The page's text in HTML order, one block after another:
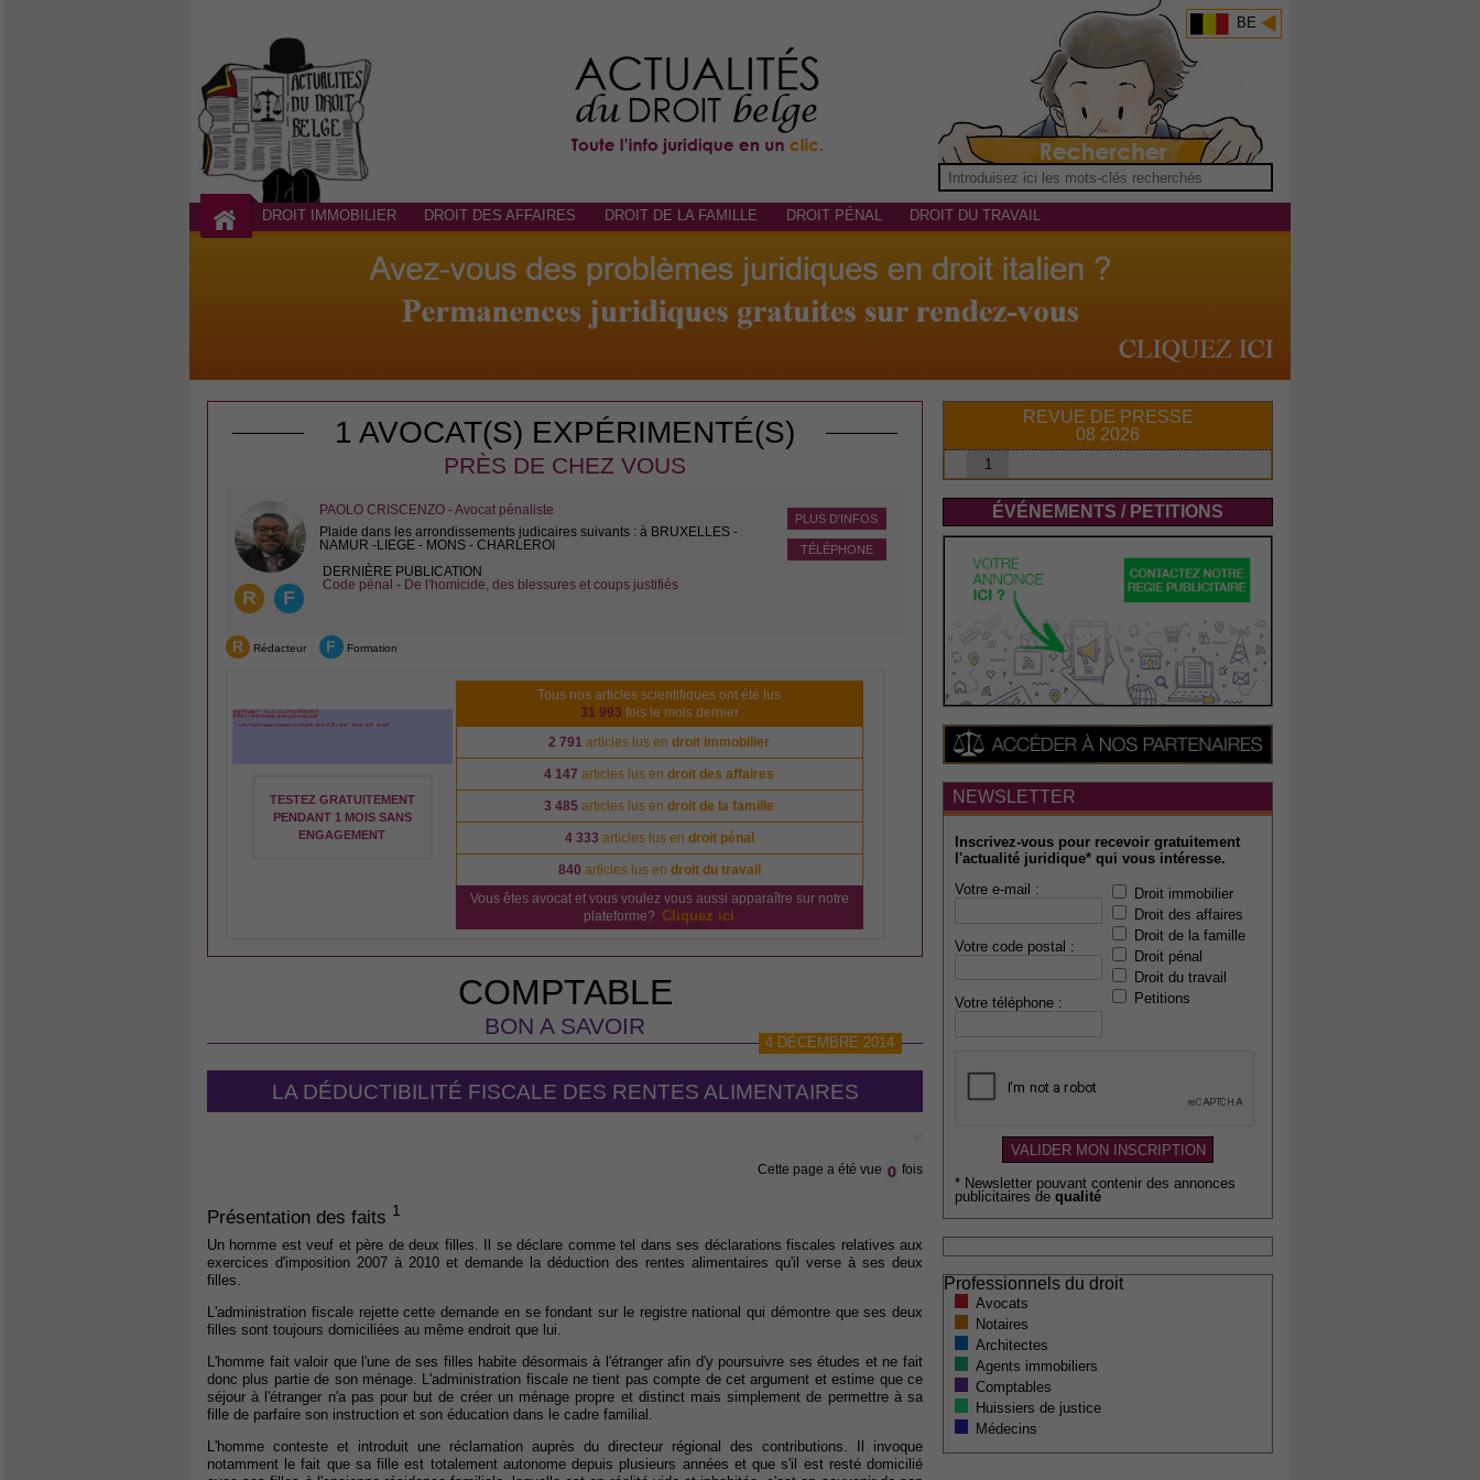
BE
DROIT IMMOBILIER DROIT DES AFFAIRES DROIT DE LA FAMILLE DROIT PÉNAL DROIT DU TRAVAIL
1 AVOCAT(S) EXPÉRIMENTÉ(S)
PRÈS DE CHEZ VOUS
R F
PLUS D'INFOS
TÉLÉPHONE
PAOLO CRISCENZO - Avocat pénaliste
Plaide dans les arrondissements judicaires suivants : à BRUXELLES -
NAMUR -LIEGE - MONS - CHARLEROI
DERNIÈRE PUBLICATION
Code pénal - De l'homicide, des blessures et coups justifiés
R Rédacteur F Formation
TESTEZ GRATUITEMENT
PENDANT 1 MOIS SANS
ENGAGEMENT
Tous nos articles scientifiques ont été lus
31 993 fois le mois dernier
2 791 articles lus endroit immobilier
4 147 articles lus endroit des affaires
3 485 articles lus endroit de la famille
4 333 articles lus en droit pénal
840 articles lus en droit du travail
Vous êtes avocat et vous voulez vous aussi apparaître sur notre
plateforme? Cliquez ici
COMPTABLE
BON A SAVOIR
4 DÉCEMBRE 2014
LA DÉDUCTIBILITÉ FISCALE DES RENTES ALIMENTAIRES
Cette page a été vue 0 fois
Présentation des faits 1
Un homme est veuf et père de deux filles. Il se déclare comme tel dans ses déclarations fiscales relatives aux
exercices d'imposition 2007 à 2010 et demande la déduction des rentes alimentaires qu'il verse à ses deux
filles.
L'administration fiscale rejette cette demande en se fondant sur le registre national qui démontre que ses deux
filles sont toujours domiciliées au même endroit que lui.
L'homme fait valoir que l'une de ses filles habite désormais à l'étranger afin d'y poursuivre ses études et ne fait
donc plus partie de son ménage. L'administration fiscale ne tient pas compte de cet argument et estime que ce
séjour à l'étranger n'a pas pour but de créer un ménage propre et distinct mais simplement de permettre à sa
fille de parfaire son instruction et son éducation dans le cadre familial.
L'homme conteste et introduit une réclamation auprès du directeur régional des contributions. Il invoque
notamment le fait que sa fille est totalement autonome depuis plusieurs années et que s'il est resté domicilié
REVUE DE PRESSE
08 2026
1
ÉVÉNEMENTS / PETITIONS
NEWSLETTER
Inscrivez-vous pour recevoir gratuitement
l'actualité juridique* qui vous intéresse.
Votre e-mail :
Votre code postal :
Votre téléphone :
Droit immobilier
Droit des affaires
Droit de la famille
Droit pénal
Droit du travail
Petitions
* Newsletter pouvant contenir des annonces
publicitaires de qualité
Professionnels du droit
Avocats
Notaires
Architectes
Agents immobiliers
Comptables
Huissiers de justice
Médecins